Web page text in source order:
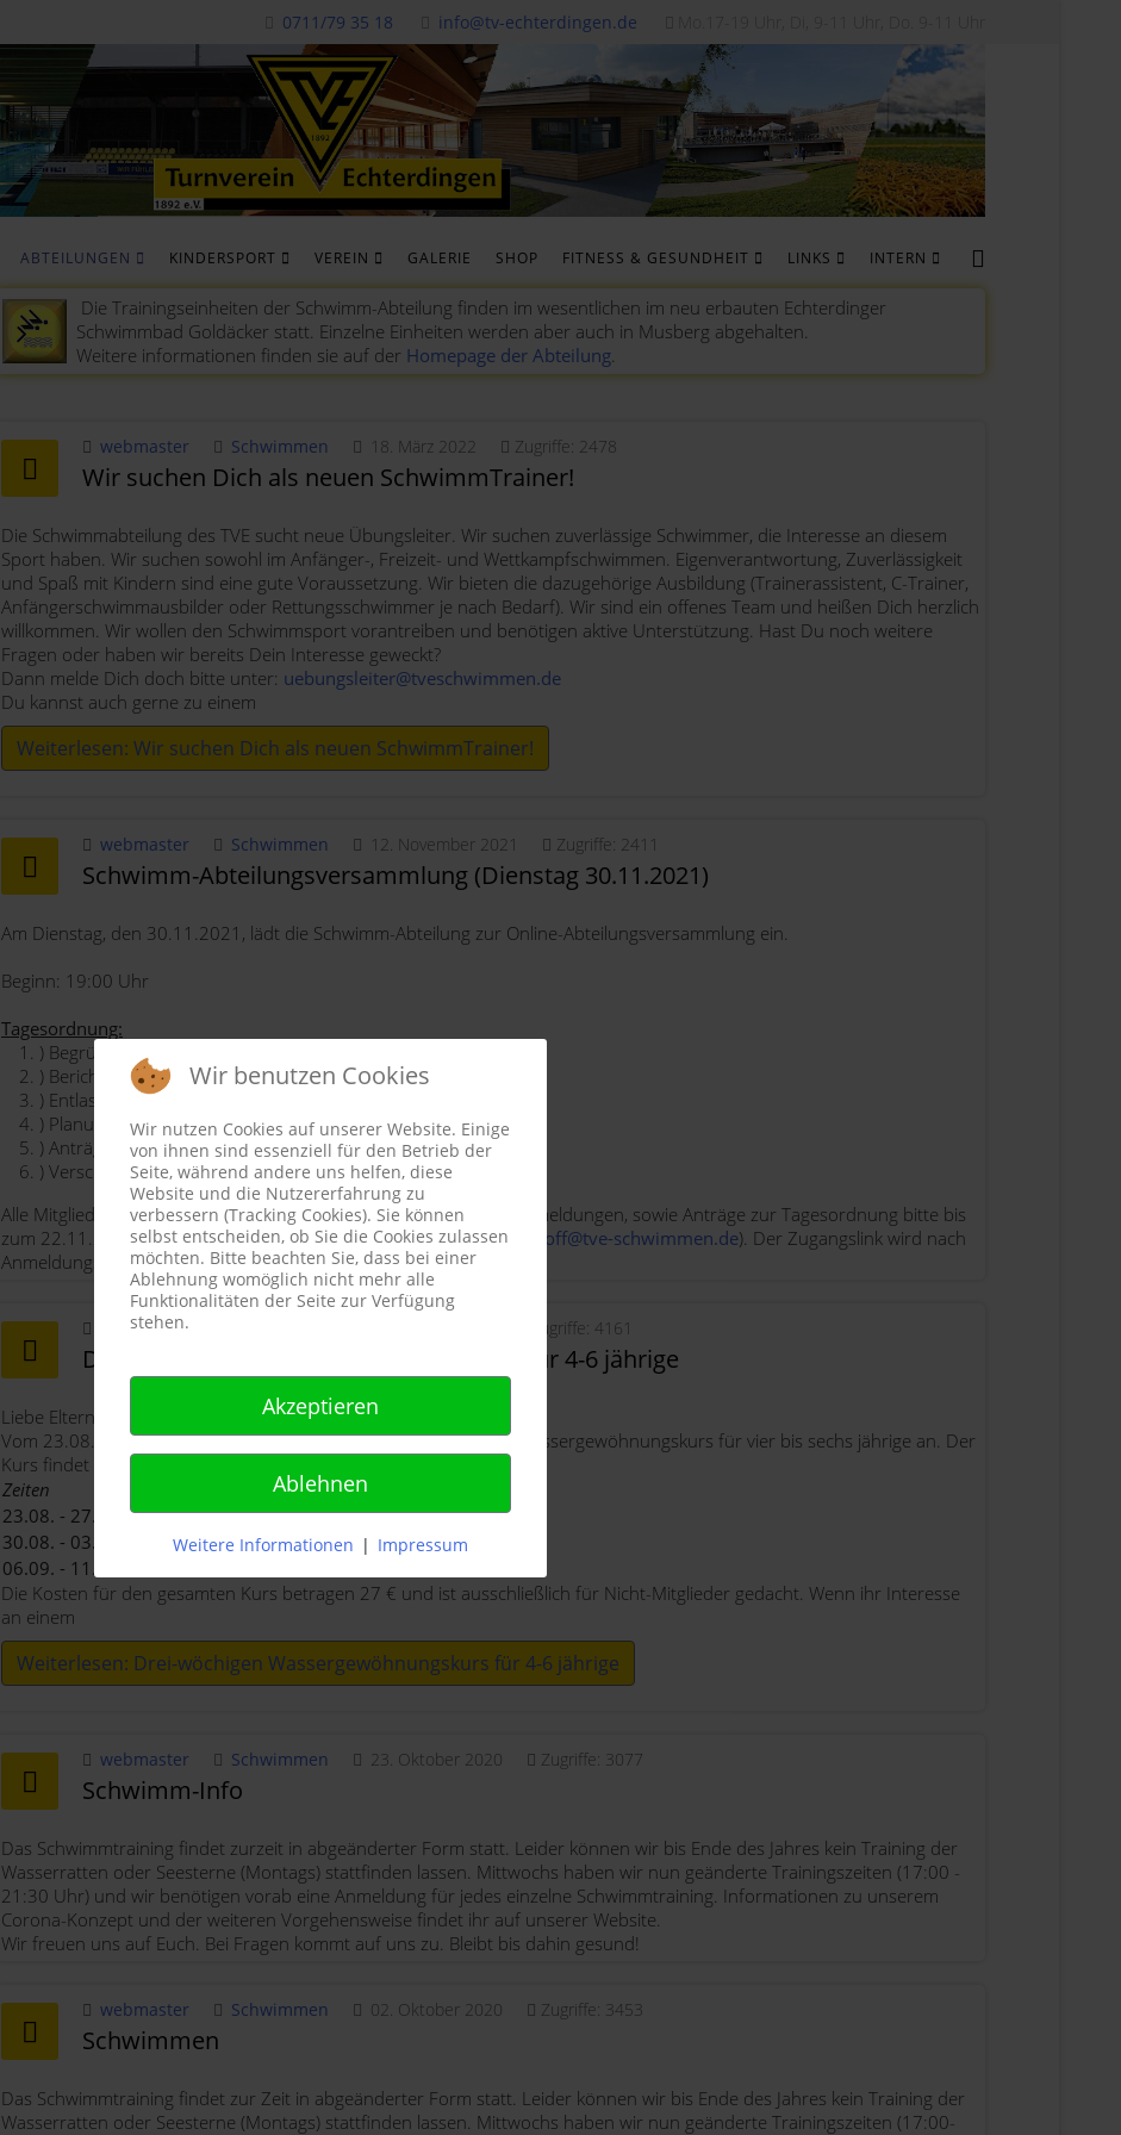
0711/79 35 18 info@tv-echterdingen.de
ABTEILUNGEN KINDERSPORT VEREIN GALERIE SHOP FITNESS & GESUNDHEIT LINKS INTERN
Die Trainingseinheiten der Schwimm-Abteilung finden im wesentlichen im neu erbauten Echterdinger
Schwimmbad Goldäcker statt. Einzelne Einheiten werden aber auch in Musberg abgehalten.
Weitere informationen finden sie auf der Homepage der Abteilung
webmaster Schwimmen 18. März 2022 Zugriffe: 2478
Wir suchen Dich als neuen SchwimmTrainer!
Die Schwimmabteilung des TVE sucht neue Übungsleiter. Wir suchen zuverlässige Schwimmer, die Interesse an diesem
Sport haben. Wir suchen sowohl im Anfänger-, Freizeit- und Wettkampfschwimmen. Eigenverantwortung, Zuverlässigkeit
und Spaß mit Kindern sind eine gute Voraussetzung. Wir bieten die dazugehörige Ausbildung (Trainerassistent, C-Trainer,
Anfängerschwimmausbilder oder Rettungsschwimmer je nach Bedarf). Wir sind ein offenes Team und heißen Dich herzlich
willkommen. Wir wollen den Schwimmsport vorantreiben und benötigen aktive Unterstützung. Hast Du noch weitere
Fragen oder haben wir bereits Dein Interesse geweckt?
Dann melde Dich doch bitte unter: uebungsleiter@tveschwimmen.de
Du kannst auch gerne zu einem
Weiterlesen: Wir suchen Dich als neuen SchwimmTrainer!
webmaster Schwimmen 12. November 2021 Zugriffe: 2411
Schwimm-Abteilungsversammlung (Dienstag 30.11.2021)
Am Dienstag, den 30.11.2021, lädt die Schwimm-Abteilung zur Online-Abteilungsversammlung ein.
Beginn: 19:00 Uhr
Tagesordnung:
Begrüßung/ Bekanntgaben
Berichte 2021
Entlastungen
Planung 2022
Anträge
Verschiedenes
Alle Mitglieder der Schwimm-Abteilung sind herzlich eingeladen. Anmeldungen, sowie Anträge zur Tagesordnung bitte bis
zum 22.11.2021 (Di) bei der Abteilungsleitung einreichen (sinja.tetzloff@tve-schwimmen.de). Der Zugangslink wird nach
Anmeldungseingang zugeschickt.
webmaster Zugriffe: 4161
Drei-wöchigen Wassergewöhnungskurs für 4-6 jährige
Liebe Eltern, Liebe Kinder, Liebe Vereinsmitglieder,
Vom 23.08. bis zum 11.09.2021 bieten wir einen drei-wöchigen Wassergewöhnungskurs für vier bis sechs jährige an. Der
Kurs findet immer Montags, Mittwochs und Freitags statt.
Zeiten
23.08. - 27.08.
16:00-16:30oder16:45-17:15
30.08. - 03.09.
12:00-12:30 oder16:00-16:30
06.09. - 11.09.
Die Kosten für den gesamten Kurs betragen 27 € und ist ausschließlich für Nicht-Mitglieder gedacht. Wenn ihr Interesse
an einem
Weiterlesen: Drei-wöchigen Wassergewöhnungskurs für 4-6 jährige
webmaster Schwimmen 23. Oktober 2020 Zugriffe: 3077
Schwimm-Info
Das Schwimmtraining findet zurzeit in abgeänderter Form statt. Leider können wir bis Ende des Jahres kein Training der
Wasserratten oder Seesterne (Montags) stattfinden lassen. Mittwochs haben wir nun geänderte Trainingszeiten (17:00 -
21:30 Uhr) und wir benötigen vorab eine Anmeldung für jedes einzelne Schwimmtraining. Informationen zu unserem
Corona-Konzept und der weiteren Vorgehensweise findet ihr auf unserer Website.
Wir freuen uns auf Euch. Bei Fragen kommt auf uns zu. Bleibt bis dahin gesund!
webmaster Schwimmen 02. Oktober 2020 Zugriffe: 3453
Schwimmen
Das Schwimmtraining findet zur Zeit in abgeänderter Form statt. Leider können wir bis Ende des Jahres kein Training der
Wasserratten oder Seesterne (Montags) stattfinden lassen. Mittwochs haben wir nun geänderte Trainingszeiten (17:00-
Wir benutzen Cookies
Wir nutzen Cookies auf unserer Website. Einige
von ihnen sind essenziell für den Betrieb der
Seite, während andere uns helfen, diese
Website und die Nutzererfahrung zu
verbessern (Tracking Cookies). Sie können
selbst entscheiden, ob Sie die Cookies zulassen
möchten. Bitte beachten Sie, dass bei einer
Ablehnung womöglich nicht mehr alle
Funktionalitäten der Seite zur Verfügung
stehen.
Akzeptieren
Ablehnen
Weitere Informationen | Impressum